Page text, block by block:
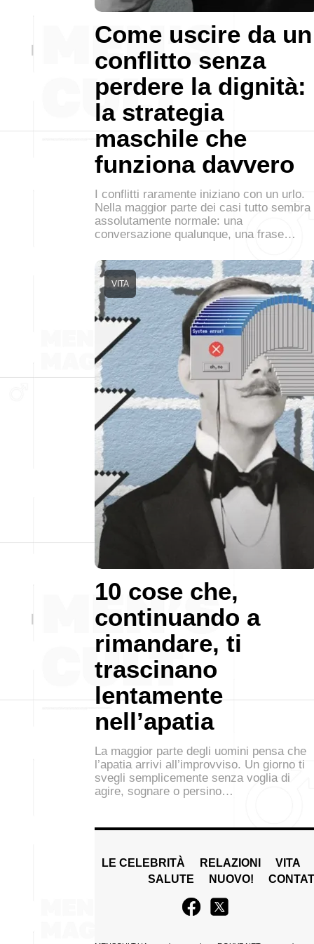
Come uscire da un
conflitto senza
perdere la dignità:
la strategia
maschile che
funziona davvero
I conflitti raramente iniziano con un urlo.
Nella maggior parte dei casi tutto sembra
assolutamente normale: una
conversazione qualunque, una frase…
10 cose che,
continuando a
rimandare, ti
trascinano
lentamente
nell’apatia
VITA
La maggior parte degli uomini pensa che
l’apatia arrivi all’improvviso. Un giorno ti
svegli semplicemente senza voglia di
agire, sognare o persino…
LE CELEBRITÀ RELAZIONI
VITA
SALUTE
NUOVO!